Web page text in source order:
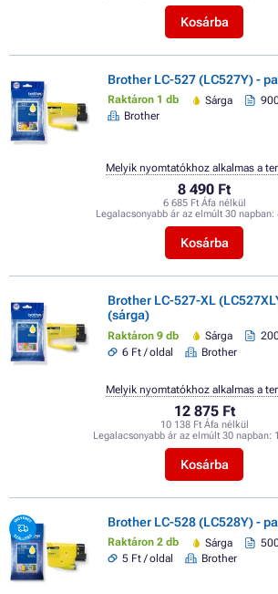
Kosárba
Brother LC-527 (LC527Y) -
Raktáron 1 db Sárga
Brother
8 490 Ft
6 685 Ft Áfa nélkül
Legalacsonyabb ár az elmúlt 30 napban:
Kosárba
Melyik nyomtatókhoz alkalmas a
Brother LC-527-XL
(sárga)
Raktáron 9 db Sárga
6 Ft / oldal
Brother
12 875 Ft
10 138 Ft Áfa nélkül
Legalacsonyabb ár az elmúlt 30 napban:
Kosárba
Melyik nyomtatókhoz alkalmas a
Brother LC-528 (LC528Y) -
Raktáron 2 db Sárga
5 Ft / oldal
Brother